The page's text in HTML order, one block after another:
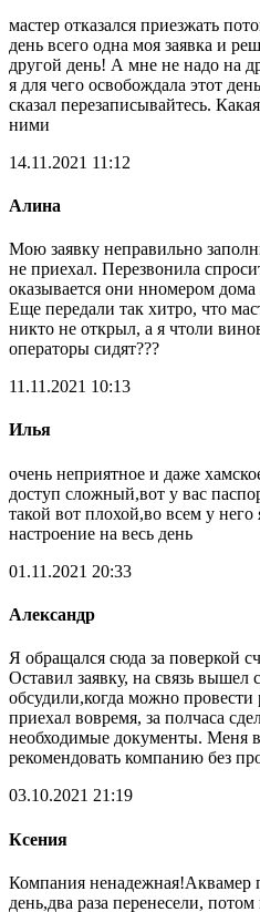
мастер отказался приезжать
день всего одна моя заявка и
другой день! А мне не надо на
я для чего освобождала этот
сказал перезаписывайтесь.
ними
14.11.2021 11:12
Алина
Мою заявку неправильно
не приехал. Перезвонила
оказывается они нномером
Еще передали так хитро, что
никто не открыл, а я чтоли
операторы сидят???
11.11.2021 10:13
Илья
очень неприятное и даже
доступ сложный,вот у вас
такой вот плохой,во всем у
настроение на весь день
01.11.2021 20:33
Александр
Я обращался сюда за поверкой
Оставил заявку, на связь вышел
обсудили,когда можно провести
приехал вовремя, за полчаса
необходимые документы. Меня
рекомендовать компанию без
03.10.2021 21:19
Ксения
Компания ненадежная!Аквамер
день,два раза перенесели,